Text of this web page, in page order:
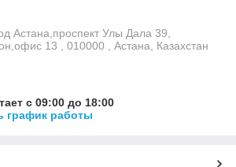
Астана,проспект Улы Дала 39,
13 , 010000 , Астана, Казахстан
с 09:00 до 18:00
график работы